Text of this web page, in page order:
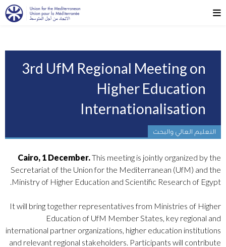
3rd UfM Regional Meeting on
Higher Education
Internationalisation
التعليم العالي والبحث
Cairo, 1 December.This meeting is jointly organized by the
Secretariat of the Union for the Mediterranean (UfM) and the
Ministry of Higher Education and Scientific Research of Egypt.
It will bring together representatives from Ministries of Higher
Education of UfM Member States, key regional and
international partner organizations, higher education institutions
and relevant regional stakeholders. Participants will contribute